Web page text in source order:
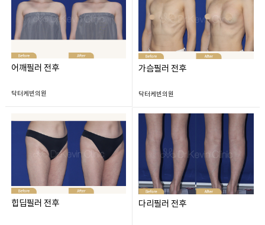
어깨필러 전후
닥터케빈의원
가슴필러 전후
닥터케빈의원
힙딥필러 전후 다리필러 전후